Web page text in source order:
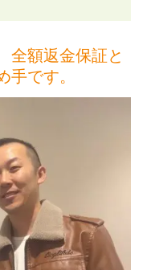
全額返金保証と
手です。